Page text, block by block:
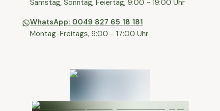
⁠Samstag, Sonntag, Feiertag, 9:00 - 19:00 Uhr
WhatsApp: 0049 827 65 18 181
Montag-Freitags, 9:00 - 17:00 Uhr